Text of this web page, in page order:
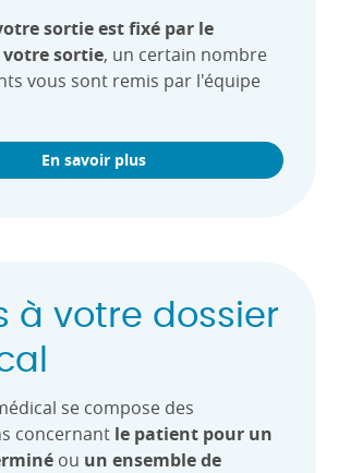
sortie est fixé par le
votre sortie, un certain nombre
vous sont remis par l'équipe
En savoir plus
à votre dossier
se compose des
concernant le patient pour un
ou un ensemble de